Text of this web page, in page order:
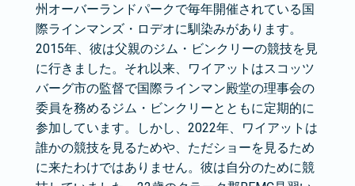
州オーバーランドパークで毎年開催されている国
際ラインマンズ・ロデオに馴染みがあります。
2015年、彼は父親のジム・ビンクリーの競技を見
に行きました。それ以来、ワイアットはスコッツ
バーグ市の監督で国際ラインマン殿堂の理事会の
委員を務めるジム・ビンクリーとともに定期的に
参加しています。しかし、2022年、ワイアットは
誰かの競技を見るためや、ただショーを見るため
に来たわけではありません。彼は自分のために競